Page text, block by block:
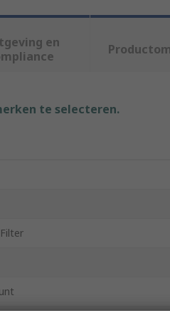
en
te selecteren.